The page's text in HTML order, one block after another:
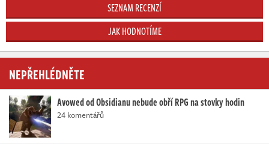
SEZNAM RECENZÍ
JAK HODNOTÍME
NEPŘEHLÉDNĚTE
Avowed od Obsidianu nebude obří RPG na stovky hodin
24 komentářů